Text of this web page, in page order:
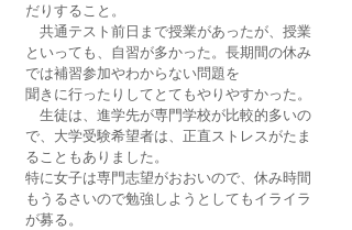
だりすること。
共通テスト前日まで授業があったが、授業
といっても、自習が多かった。長期間の休み
では補習参加やわからない問題を
聞きに行ったりしてとてもやりやすかった。
生徒は、進学先が専門学校が比較的多いの
で、大学受験希望者は、正直ストレスがたま
ることもありました。
特に女子は専門志望がおおいので、休み時間
もうるさいので勉強しようとしてもイライラ
が募る。